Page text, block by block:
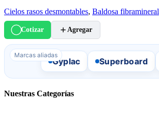
Cielos rasos desmontables, Baldosa fibramineral
Cotizar Agregar
Marcas aliadas
Gyplac Superboard
Nuestras Categorías